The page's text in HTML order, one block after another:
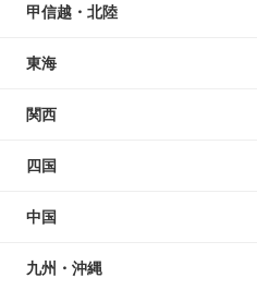
青森
岩手
宮城
秋田
山形
福島
東京
神奈川
埼玉
千葉
茨城
群馬
甲信越・北陸
山梨
新潟
長野
富山
石川
東海
愛知
岐阜
静岡
三重
関西
大阪
兵庫
京都
四国
徳島
香川
中国
鳥取
九州・沖縄